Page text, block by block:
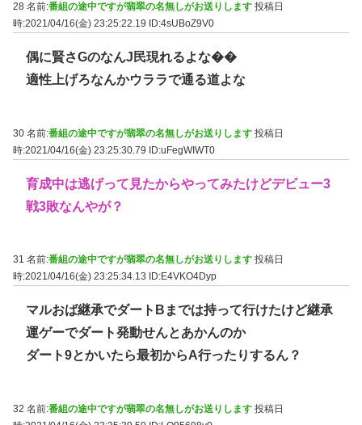
28 名前:番組の途中ですが翡翠の名無しがお送りします 投稿日
時:2021/04/16(金) 23:25:22.19
ID:4sUBoZ9V0
偶に賢さGのなんJ民現れるよな��
適性上げろなんかウララで通る道よな
30 名前:番組の途中ですが翡翠の名無しがお送りします 投稿日
時:2021/04/16(金) 23:25:30.79 ID:uFegWIWT0
育成中は逃げって見たからやってみたけどデビュー3
戦3敗なんやが？
31 名前:番組の途中ですが翡翠の名無しがお送りします 投稿日
時:2021/04/16(金) 23:25:34.13
ID:E4VKO4Dyp
マルおば継承でダートBまでは持って行けたけど継承
運ゲーでダート発動せんとあかんのか
ダート9とかいたら最初からA行ったりするん？
32 名前:番組の途中ですが翡翠の名無しがお送りします 投稿日